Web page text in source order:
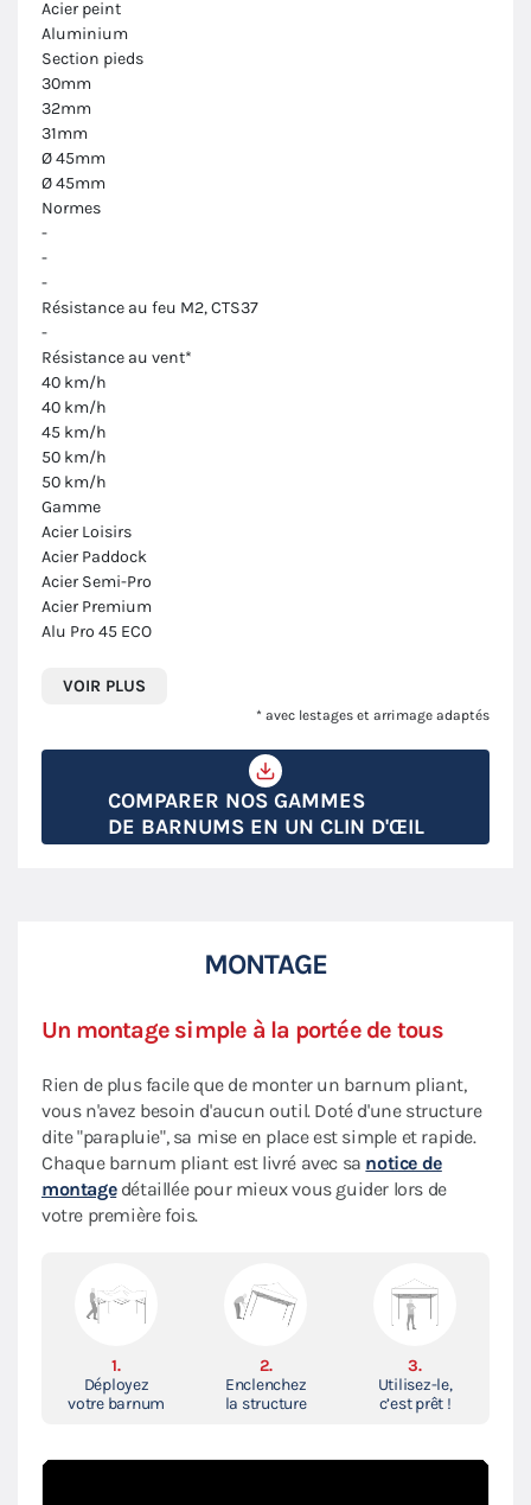
Acier peint
Aluminium
Section pieds
30mm
32mm
31mm
Ø 45mm
Ø 45mm
Normes
-
-
-
Résistance au feu M2, CTS37
-
Résistance au vent*
40 km/h
40 km/h
45 km/h
50 km/h
50 km/h
Gamme
Acier Loisirs
Acier Paddock
Acier Semi-Pro
Acier Premium
Alu Pro 45 ECO
VOIR PLUS
* avec lestages et arrimage adaptés
COMPARER NOS GAMMES
DE BARNUMS EN UN CLIN D'ŒIL
MONTAGE
Un montage simple à la portée de tous
Rien de plus facile que de monter un barnum pliant,
vous n'avez besoin d'aucun outil. Doté d'une structure
dite "parapluie", sa mise en place est simple et rapide.
Chaque barnum pliant est livré avec sa notice de
montagedétaillée pour mieux vous guider lors de
votre première fois.
1.
Déployez
votre barnum
2.
Enclenchez
la structure
3.
Utilisez-le,
c’est prêt !